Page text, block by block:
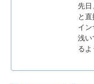
先
と
イ
浅い
るよ